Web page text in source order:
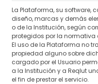
La Plataforma, su software,
diseño, marcas y demás
o de la Institución, según
protegidos por la
El uso de la Plataforma no
propiedad alguno sobre
cargado por el Usuario
a la Institución y a Reqlut
el fin de prestar el servicio.